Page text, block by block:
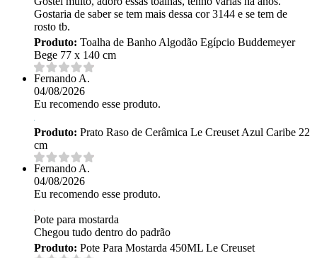
Gostaria de saber se tem mais dessa cor 3144 e se tem de
rosto tb.
Produto: Toalha de Banho Algodão Egípcio Buddemeyer
Bege 77 x 140 cm
Fernando A.
04/08/2026
Eu recomendo esse produto.
Produto: Prato Raso de Cerâmica Le Creuset Azul Caribe 22
cm
Fernando A.
04/08/2026
Eu recomendo esse produto.
Pote para mostarda
Chegou tudo dentro do padrão
Produto: Pote Para Mostarda 450ML Le Creuset